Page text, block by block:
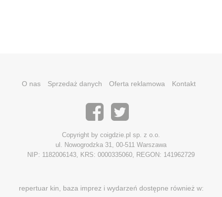
O nas Sprzedaż danych Oferta reklamowa Kontakt
Copyright by coigdzie.pl sp. z o.o.
ul. Nowogrodzka 31, 00-511 Warszawa
NIP: 1182006143, KRS: 0000335060, REGON: 141962729
repertuar kin, baza imprez i wydarzeń dostępne również w: